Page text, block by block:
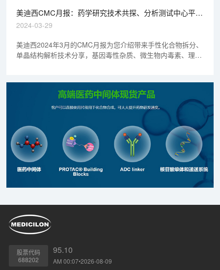
美迪西CMC月报：药学研究技术共探、分析测试中心平台
介绍、CMC专家演讲预告
2024-03-29
美迪西2024年3月的CMC月报为您介绍带来手性化合物拆分、
单晶结构解析技术分享，基因毒性杂质、微生物内毒素、理化
股票代码
688202
95.10
AM 00:07•2026-08-09